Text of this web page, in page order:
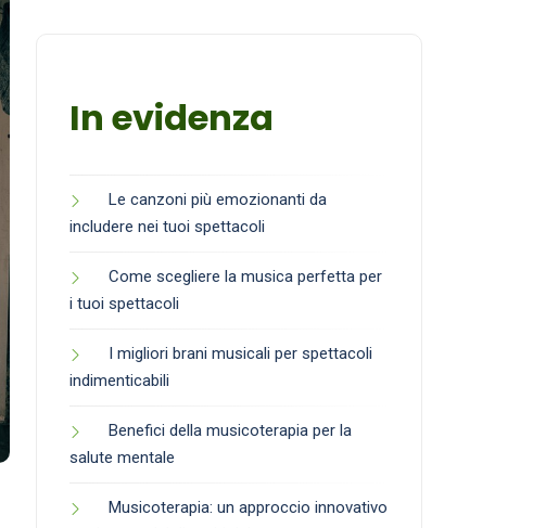
In evidenza
Le canzoni più emozionanti da
includere nei tuoi spettacoli
Come scegliere la musica perfetta per
i tuoi spettacoli
I migliori brani musicali per spettacoli
indimenticabili
Benefici della musicoterapia per la
salute mentale
Musicoterapia: un approccio innovativo